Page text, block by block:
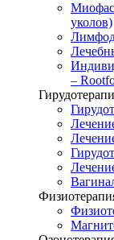
уколов)
–